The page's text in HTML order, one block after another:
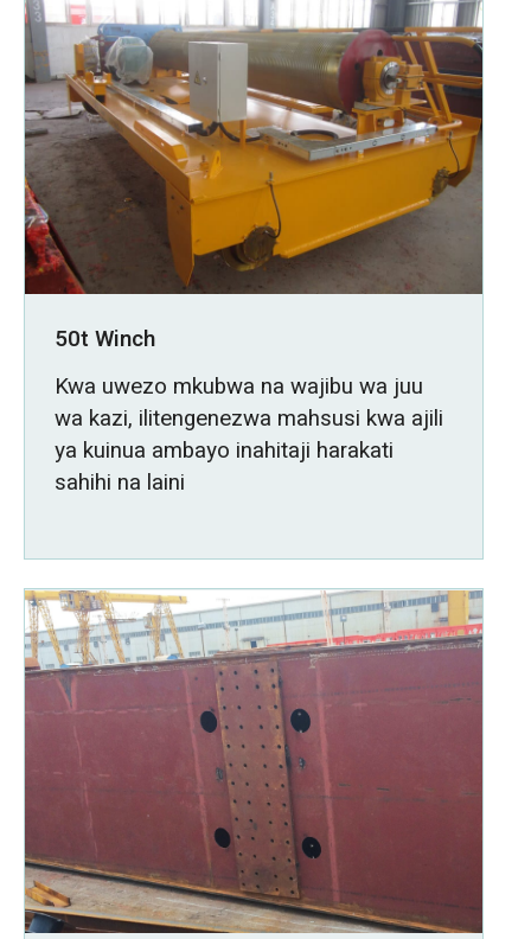
50t Winch
Kwa uwezo mkubwa na wajibu wa juu
wa kazi, ilitengenezwa mahsusi kwa ajili
ya kuinua ambayo inahitaji harakati
sahihi na laini